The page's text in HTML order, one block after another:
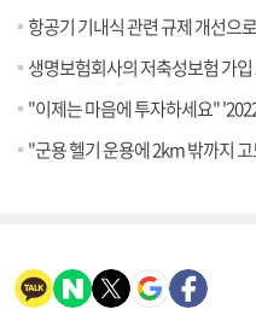
항공기 기내식 관련 규제 개선으
생명보험회사의 저축성보험 가
"이제는 마음에 투자하세요" '2022년
"군용 헬기 운용에 2km 밖까지 고도 제